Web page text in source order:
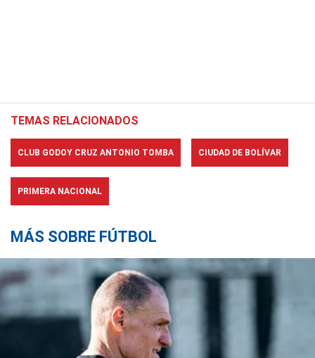
TEMAS RELACIONADOS
CLUB GODOY CRUZ ANTONIO TOMBA CIUDAD DE BOLÍVAR
PRIMERA NACIONAL
MÁS SOBRE FÚTBOL